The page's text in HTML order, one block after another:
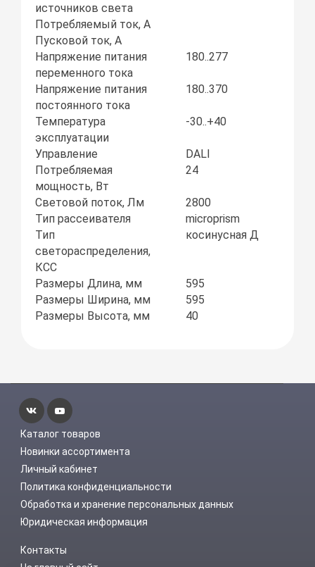
источников света
Потребляемый ток, А
Пусковой ток, А
Напряжение питания
переменного тока
180..277
Напряжение питания
постоянного тока
180..370
Температура
эксплуатации
-30..+40
Управление
DALI
Потребляемая
мощность, Вт
24
Световой поток, Лм
2800
Тип рассеивателя
microprism
Тип
светораспределения,
КСС
косинусная Д
Размеры Длина, мм
595
Размеры Ширина, мм
595
Размеры Высота, мм
40
Каталог товаров
Новинки ассортимента
Личный кабинет
Политика конфиденциальности
Обработка и хранение персональных данных
Юридическая информация
Контакты